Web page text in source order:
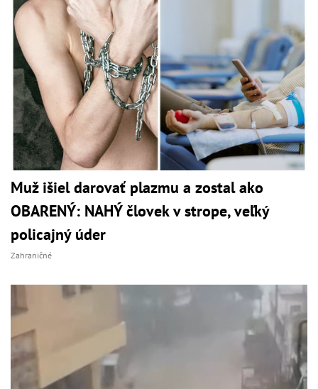
Muž išiel darovať plazmu a zostal ako
OBARENÝ: NAHÝ človek v strope, veľký
policajný úder
Zahraničné